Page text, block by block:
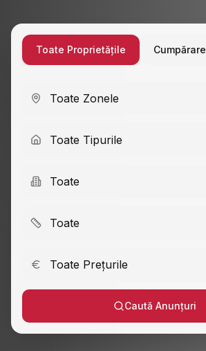
Toate Proprietățile Cumpărare
Toate Zonele
Toate Tipurile
Toate
Toate
Toate Prețurile
Caută Anunțuri